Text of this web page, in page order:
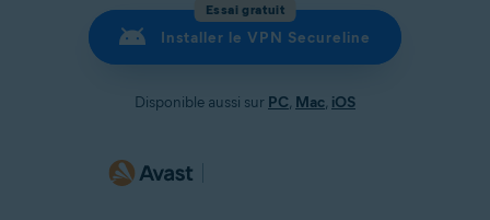
Essai gratuit
Installer le VPN Secureline
Disponible aussi sur PC, Mac, iOS